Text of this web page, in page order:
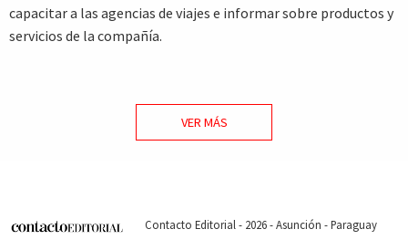
capacitar a las agencias de viajes e informar sobre productos y
servicios de la compañía.
VER MÁS
Contacto Editorial - 2026 - Asunción - Paraguay